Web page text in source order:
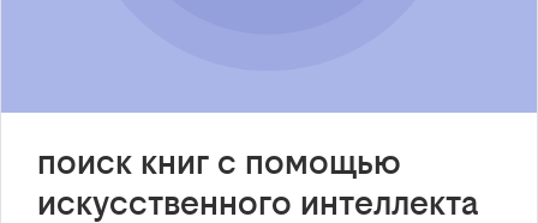
поиск книг с помощью
искусственного интеллекта